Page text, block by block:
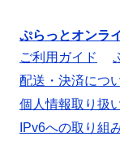
ぷらっとオンラ
ご利用ガイド
配送・決済につ
個人情報取り扱
IPv6への取り組